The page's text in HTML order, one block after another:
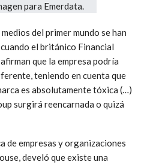
del primer mundo se han
el británico Financial
que la empresa podría
teniendo en cuenta que
es absolutamente tóxica (…)
surgirá reencarnada o quizá
de empresas y organizaciones
develó que existe una